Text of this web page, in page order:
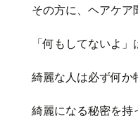
その方に、ヘアケア
「何もしてないよ」
綺麗な人は必ず何か
綺麗になる秘密を持